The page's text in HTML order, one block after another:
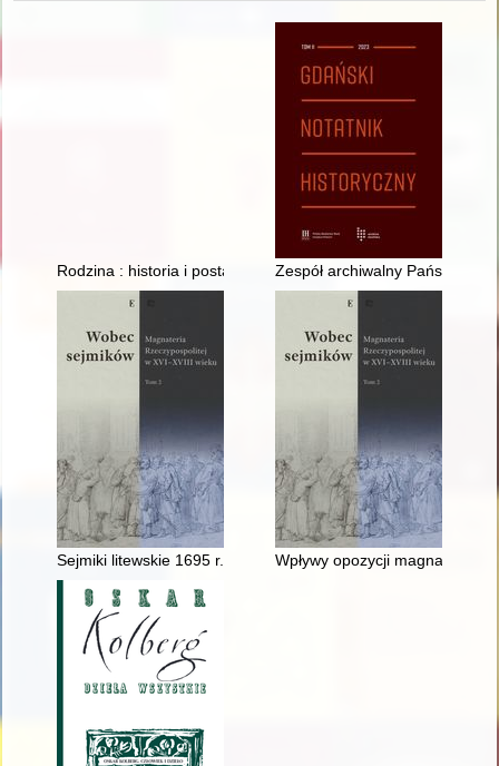
Rodzina : historia i postacie Zespół archiwalny
Sejmiki litewskie 1695 r. wobec klątwy rzuconej na wojewodę
Wpływy opozycji magnackiej